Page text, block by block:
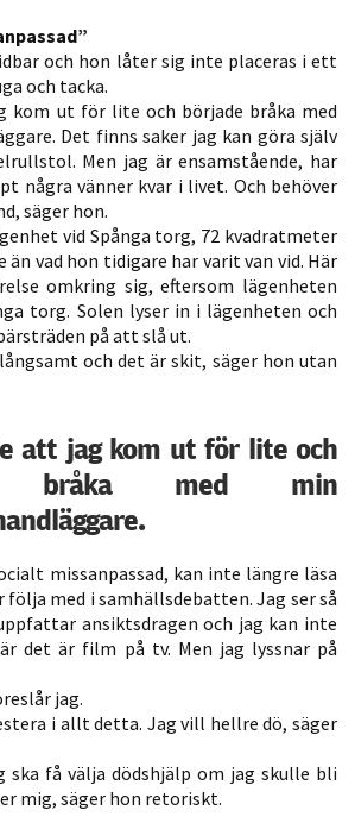
och hon låter sig inte placeras i ett
och tacka.
kom ut för lite och började bråka med
Det finns saker jag kan göra själv
Men jag är ensamstående, har
några vänner kvar i livet. Och behöver
säger hon.
vid Spånga torg, 72 kvadratmeter
än vad hon tidigare har varit van vid. Här
omkring sig, eftersom lägenheten
torg. Solen lyser in i lägenheten och
på att slå ut.
och det är skit, säger hon utan
att jag kom ut för lite och
bråka med min
missanpassad, kan inte längre läsa
med i samhällsdebatten. Jag ser så
ansiktsdragen och jag kan inte
det är film på tv. Men jag lyssnar på
jag.
i allt detta. Jag vill hellre dö, säger
ska få välja dödshjälp om jag skulle bli
mig, säger hon retoriskt.
kunna
förbättra
hemsidans
funktionalitet
och
uppbyggnad,
hur hemsidan
används.
Upplevelse
prestera så
bra som
möjligt under
ditt besök.
Om du nekar
de här
kakorna
kommer viss
från
hemsidan.